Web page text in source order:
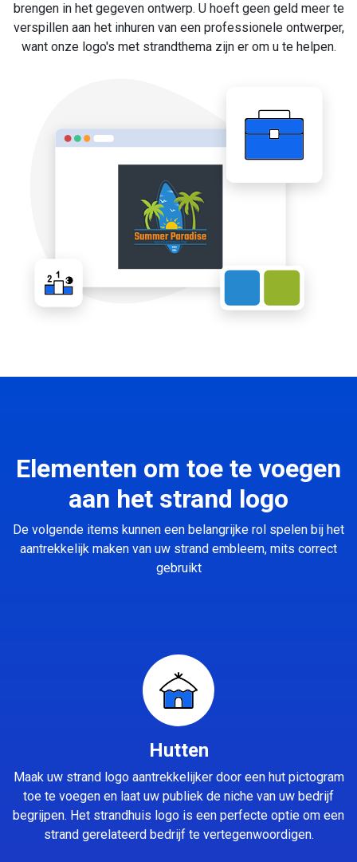
brengen in het gegeven ontwerp. U hoeft geen geld meer te
verspillen aan het inhuren van een professionele ontwerper,
want onze logo's met strandthema zijn er om u te helpen.
Elementen om toe te voegen
aan het strand logo
De volgende items kunnen een belangrijke rol spelen bij het
aantrekkelijk maken van uw strand embleem, mits correct
gebruikt
Hutten
Maak uw strand logo aantrekkelijker door een hut pictogram
toe te voegen en laat uw publiek de niche van uw bedrijf
begrijpen. Het strandhuis logo is een perfecte optie om een
strand gerelateerd bedrijf te vertegenwoordigen.